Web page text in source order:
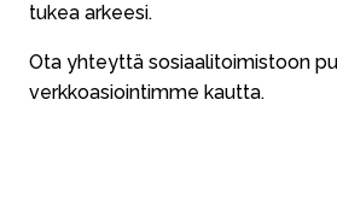
tukea arkeesi.
Ota yhteyttä sosiaalitoimistoon
verkkoasiointimme kautta.